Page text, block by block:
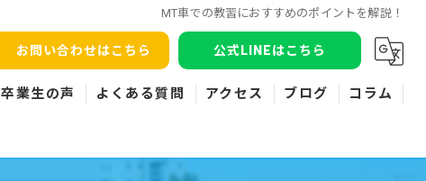
MT車での教習におすすめのポイントを解説！
お問い合わせはこちら 公式LINEはこちら
卒業生の声 よくある質問 アクセス ブログ コラム